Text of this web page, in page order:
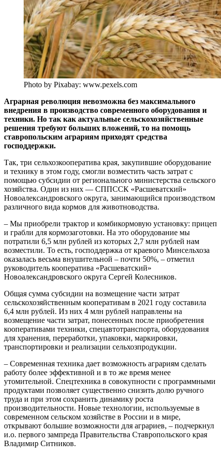
Photo by Pixabay: www.pexels.com
Аграрная революция невозможна без максимального
внедрения в производство современного оборудования и
техники. Но так как актуальные сельскохозяйственные
решения требуют больших вложений, то на помощь
ставропольским аграриям приходят средства
господдержки.
Так, три сельхозкооператива края, закупившие оборудование
и технику в этом году, смогли возместить часть затрат с
помощью субсидии от регионального министерства сельского
хозяйства. Один из них — СППССК «Расшеватский»
Новоалександровского округа, занимающийся производством
различного вида кормов для животноводства.
– Мы приобрели трактор и комбикормовую установку: прицеп
и грабли для кормозаготовки. На это оборудование мы
потратили 6,5 млн рублей из которых 2,7 млн рублей нам
возместили. То есть, господдержка от краевого Минсельхоза
оказалась весьма внушительной – почти 50%, – отметил
руководитель кооператива «Расшеватский»
Новоалександровского округа Сергей Колесников.
Общая сумма субсидии на возмещение части затрат
сельскохозяйственным кооперативам в 2021 году составила
6,4 млн рублей. Из них 4 млн рублей направлены на
возмещение части затрат, понесенных после приобретения
кооперативами техники, спецавтотранспорта, оборудования
для хранения, переработки, упаковки, маркировки,
транспортировки и реализации сельхозпродукции.
– Современная техника дает возможность аграриям сделать
работу более эффективной и в то же время менее
утомительной. Спецтехника в совокупности с программными
продуктами позволяет существенно снизить долю ручного
труда и при этом сохранить динамику роста
производительности. Новые технологии, используемые в
современном сельском хозяйстве в России и в мире,
открывают большие возможности для аграриев, – подчеркнул
и.о. первого зампреда Правительства Ставропольского края
Владимир Ситников.